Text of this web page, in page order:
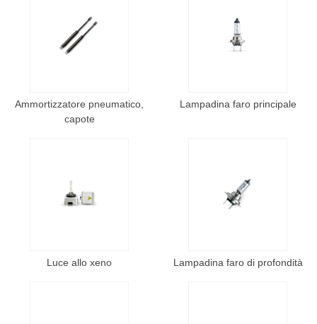
Ammortizzatore pneumatico,
capote
Lampadina faro principale
Luce allo xeno Lampadina faro di profondità